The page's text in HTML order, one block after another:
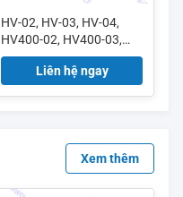
HV-02, HV-03, HV-04,
HV400-02, HV400-03,
HV400-04 Sunrise
Nielsen HV Series 4/3
Liên hệ ngay
Xem thêm